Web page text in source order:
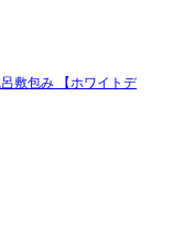
敷包み 【ホワイトデ